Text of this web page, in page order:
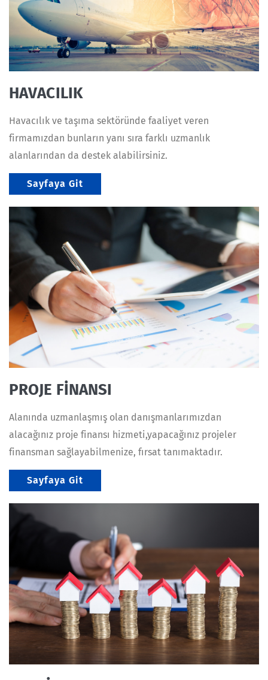
HAVACILIK
Havacılık ve taşıma sektöründe faaliyet veren
firmamızdan bunların yanı sıra farklı uzmanlık
alanlarından da destek alabilirsiniz.
Sayfaya Git
PROJE FİNANSI
Alanında uzmanlaşmış olan danışmanlarımızdan
alacağınız proje finansı hizmeti,yapacağınız projeler
finansman sağlayabilmenize, fırsat tanımaktadır.
Sayfaya Git